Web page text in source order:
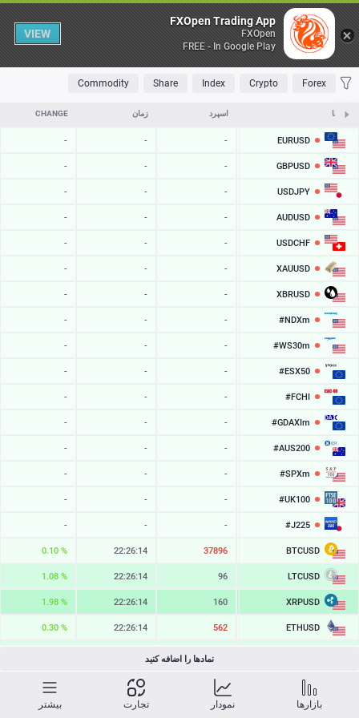
Table
FAVORITES
MOST TRADED
TOP RISERS
TOP FALLERS
Forex
Crypto
Index
Share
Commodity
نمادها اسپرد زمان CHANGE
EURUSD -
-
-
-
GBPUSD -
-
-
-
USDJPY -
-
-
-
AUDUSD -
-
-
-
USDCHF -
-
-
-
XAUUSD -
-
-
-
XBRUSD -
-
-
-
#NDXm -
-
-
-
#WS30m -
-
-
-
#ESX50 -
-
-
-
#FCHI -
-
-
-
#GDAXIm -
-
-
-
#AUS200 -
-
-
-
#SPXm -
-
-
-
#UK100 -
-
-
-
#J225 -
-
-
-
BTCUSD
64970.849
37896
22:26:14
0.10 %
LTCUSD
46.043
96
22:26:14
1.08 %
XRPUSD
1.04145
160
22:26:14
1.98 %
ETHUSD
1919.166
562
22:26:14
0.30 %
SOLUSD
76.22
22:26:14
TSLA
-
-
-
نمادها را اضافه کنید
بازارها نمودار تجارت بیشتر
FXOpen Trading App
FXOpen
FREE - In Google Play
VIEW